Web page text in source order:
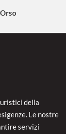
della
Le nostre
servizi